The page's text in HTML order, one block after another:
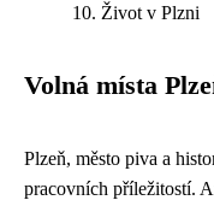
Život v Plzni
Volná místa
Plzeň, město piva a
pracovních příležitostí.